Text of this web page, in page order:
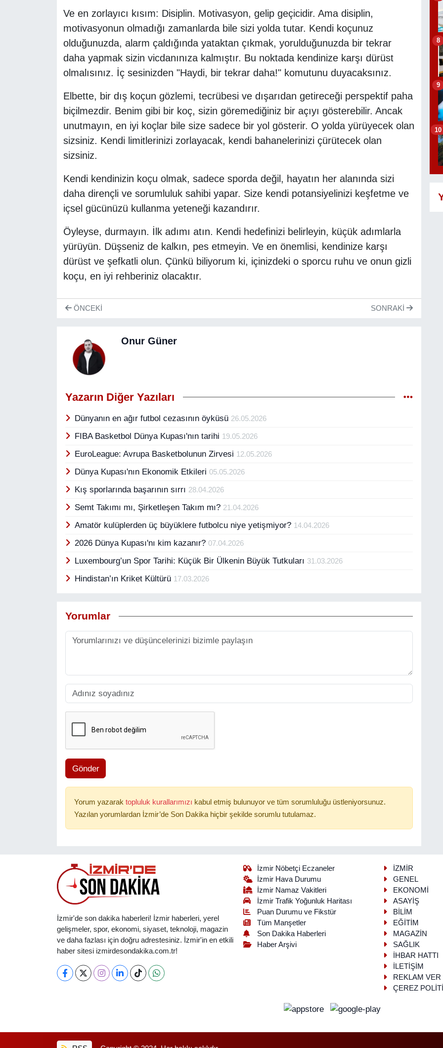
Ve en zorlayıcı kısım: Disiplin. Motivasyon, gelip geçicidir. Ama disiplin,
motivasyonun olmadığı zamanlarda bile sizi yolda tutar. Kendi koçunuz
olduğunuzda, alarm çaldığında yataktan çıkmak, yorulduğunuzda bir tekrar
daha yapmak sizin vicdanınıza kalmıştır. Bu noktada kendinize karşı dürüst
olmalısınız. İç sesinizden "Haydi, bir tekrar daha!" komutunu duyacaksınız.
Elbette, bir dış koçun gözlemi, tecrübesi ve dışarıdan getireceği perspektif paha
biçilmezdir. Benim gibi bir koç, sizin göremediğiniz bir açıyı gösterebilir. Ancak
unutmayın, en iyi koçlar bile size sadece bir yol gösterir. O yolda yürüyecek olan
sizsiniz. Kendi limitlerinizi zorlayacak, kendi bahanelerinizi çürütecek olan
sizsiniz.
Kendi kendinizin koçu olmak, sadece sporda değil, hayatın her alanında sizi
daha dirençli ve sorumluluk sahibi yapar. Size kendi potansiyelinizi keşfetme ve
içsel gücünüzü kullanma yeteneği kazandırır.
Öyleyse, durmayın. İlk adımı atın. Kendi hedefinizi belirleyin, küçük adımlarla
yürüyün. Düşseniz de kalkın, pes etmeyin. Ve en önemlisi, kendinize karşı
dürüst ve şefkatli olun. Çünkü biliyorum ki, içinizdeki o sporcu ruhu ve onun gizli
koçu, en iyi rehberiniz olacaktır.
ÖNCEKI SONRAKI
Onur Güner
Yazarın Diğer Yazıları
Dünyanın en ağır futbol cezasının öyküsü 26.05.2026
FIBA Basketbol Dünya Kupası'nın tarihi 19.05.2026
EuroLeague: Avrupa Basketbolunun Zirvesi 12.05.2026
Dünya Kupası'nın Ekonomik Etkileri05.05.2026
Kış sporlarında başarının sırrı 28.04.2026
Semt Takımı mı, Şirketleşen Takım mı? 21.04.2026
Amatör kulüplerden üç büyüklere futbolcu niye yetişmiyor? 14.04.2026
2026 Dünya Kupası'nı kim kazanır?07.04.2026
Luxembourg’un Spor Tarihi: Küçük Bir Ülkenin Büyük Tutkuları 31.03.2026
Hindistan’ın Kriket Kültürü 17.03.2026
Yorumlar
Gönder
Yorum yazarak topluluk kurallarımızı kabul etmiş bulunuyor ve tüm sorumluluğu üstleniyorsunuz.
Yazılan yorumlardan İzmir’de Son Dakika hiçbir şekilde sorumlu tutulamaz.
8
9
10
İzmir'de son dakika haberleri! İzmir haberleri, yerel
gelişmeler, spor, ekonomi, siyaset, teknoloji, magazin
ve daha fazlası için doğru adrestesiniz. İzmir'in en etkili
haber sitesi izmirdesondakika.com.tr!
İzmir Nöbetçi Eczaneler
İzmir Hava Durumu
İzmir Namaz Vakitleri
İzmir Trafik Yoğunluk Haritası
Puan Durumu ve Fikstür
Tüm Manşetler
Son Dakika Haberleri
Haber Arşivi
İZMİR
GENEL
EKONOMİ
ASAYİŞ
BİLİM
EĞİTİM
MAGAZİN
SAĞLIK
İHBAR HATTI
İLETİŞİM
REKLAM VER
ÇEREZ